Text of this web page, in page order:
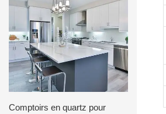
Comptoirs en quartz pour